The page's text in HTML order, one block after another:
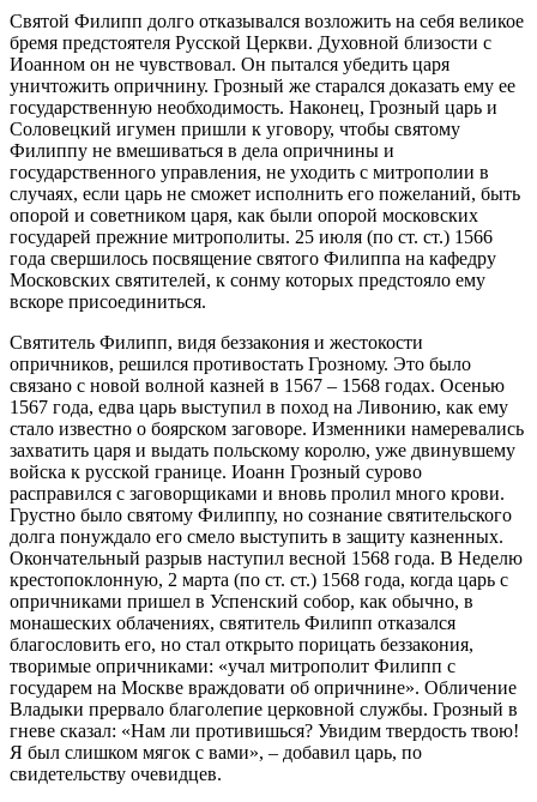
Святой Филипп долго отказывался возложить на себя великое
бремя предстоятеля Русской Церкви. Духовной близости с
Иоанном он не чувствовал. Он пытался убедить царя
уничтожить опричнину. Грозный же старался доказать ему ее
государственную необходимость. Наконец, Грозный царь и
Соловецкий игумен пришли к уговору, чтобы святому
Филиппу не вмешиваться в дела опричнины и
государственного управления, не уходить с митрополии в
случаях, если царь не сможет исполнить его пожеланий, быть
опорой и советником царя, как были опорой московских
государей прежние митрополиты. 25 июля (по ст. ст.) 1566
года свершилось посвящение святого Филиппа на кафедру
Московских святителей, к сонму которых предстояло ему
вскоре присоединиться.
Святитель Филипп, видя беззакония и жестокости
опричников, решился противостать Грозному. Это было
связано с новой волной казней в 1567 – 1568 годах. Осенью
1567 года, едва царь выступил в поход на Ливонию, как ему
стало известно о боярском заговоре. Изменники намеревались
захватить царя и выдать польскому королю, уже двинувшему
войска к русской границе. Иоанн Грозный сурово
расправился с заговорщиками и вновь пролил много крови.
Грустно было святому Филиппу, но сознание святительского
долга понуждало его смело выступить в защиту казненных.
Окончательный разрыв наступил весной 1568 года. В Неделю
крестопоклонную, 2 марта (по ст. ст.) 1568 года, когда царь с
опричниками пришел в Успенский собор, как обычно, в
монашеских облачениях, святитель Филипп отказался
благословить его, но стал открыто порицать беззакония,
творимые опричниками: «учал митрополит Филипп с
государем на Москве враждовати об опричнине». Обличение
Владыки прервало благолепие церковной службы. Грозный в
гневе сказал: «Нам ли противишься? Увидим твердость твою!
Я был слишком мягок с вами», – добавил царь, по
свидетельству очевидцев.